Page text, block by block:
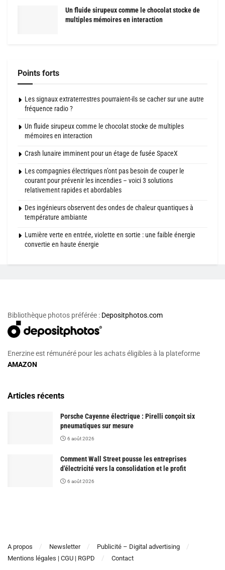
Un fluide sirupeux comme le chocolat stocke de
multiples mémoires en interaction
Points forts
Les signaux extraterrestres pourraient-ils se cacher sur une autre
fréquence radio ?
Un fluide sirupeux comme le chocolat stocke de multiples
mémoires en interaction
Crash lunaire imminent pour un étage de fusée SpaceX
Les compagnies électriques n’ont pas besoin de couper le
courant pour prévenir les incendies – voici 3 solutions
relativement rapides et abordables
Des ingénieurs observent des ondes de chaleur quantiques à
température ambiante
Lumière verte en entrée, violette en sortie : une faible énergie
convertie en haute énergie
Bibliothèque photos préférée : Depositphotos.com
Enerzine est rémunéré pour les achats éligibles à la plateforme
AMAZON
Articles récents
Porsche Cayenne électrique : Pirelli conçoit six
pneumatiques sur mesure
6 août 2026
Comment Wall Street pousse les entreprises
d’électricité vers la consolidation et le profit
6 août 2026
A propos Newsletter
Publicité – Digital advertising
Mentions légales | CGU | RGPD
Contact